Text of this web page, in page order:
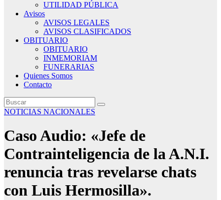
UTILIDAD PÚBLICA
Avisos
AVISOS LEGALES
AVISOS CLASIFICADOS
OBITUARIO
OBITUARIO
INMEMORIAM
FUNERARIAS
Quienes Somos
Contacto
NOTICIAS NACIONALES
Caso Audio: «Jefe de
Contrainteligencia de la A.N.I.
renuncia tras revelarse chats
con Luis Hermosilla».